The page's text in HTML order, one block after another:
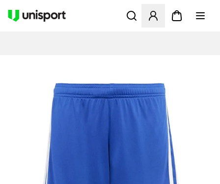
Åpner en Modal for å